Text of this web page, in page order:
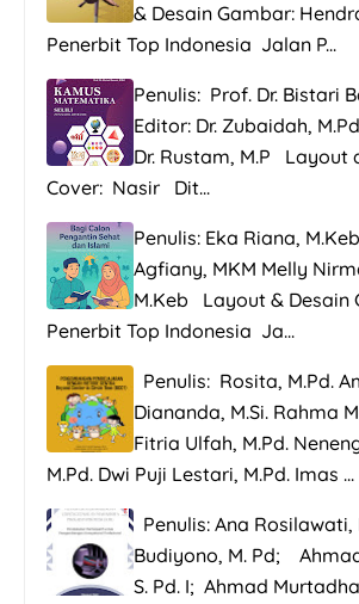
& Desain Gambar:
Penerbit Top Indonesia Jalan P...
Penulis: Prof. Dr. Bistari
Editor: Dr. Zubaidah,
Dr. Rustam, M.P Layout
Cover: Nasir Dit...
Penulis: Eka Riana,
Agfiany, MKM Melly
M.Keb Layout & Desain
Penerbit Top Indonesia Ja...
Penulis: Rosita, M.Pd.
Diananda, M.Si. Rahma
Fitria Ulfah, M.Pd.
M.Pd. Dwi Puji Lestari, M.Pd. Imas ...
Penulis: Ana Rosilawati,
Budiyono, M. Pd;
S. Pd. I; Ahmad